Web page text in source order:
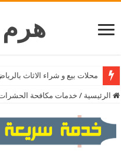
هرم
محلات بيع و شراء الاثاث
الرئيسية / خدمات مكافحة